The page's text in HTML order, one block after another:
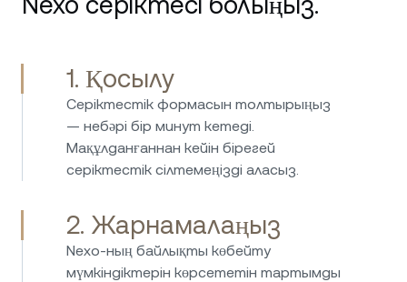
1. Қосылу
Серіктестік формасын толтырыңыз
— небәрі бір минут кетеді.
Мақұлданғаннан кейін бірегей
серіктестік сілтемеңізді аласыз.
2. Жарнамалаңыз
Nexo-ның байлықты көбейту
мүмкіндіктерін көрсететін тартымды